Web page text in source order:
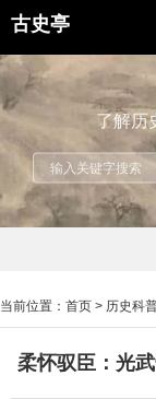
古史亭
了解历
当前位置： 首页 > 历史科
柔怀驭臣：光